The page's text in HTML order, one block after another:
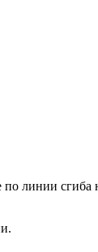
линии